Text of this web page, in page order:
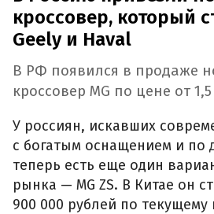
кроссовер, который
Geely и Haval
В РФ появился в продаже
кроссовер MG по цене от
У россиян, искавших
с богатым оснащением и по
теперь есть еще один
рынка — MG ZS. В Китае он
900 000 рублей по текущему